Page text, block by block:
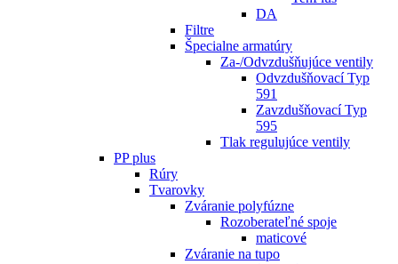
DA
Filtre
Špecialne armatúry
Za-/Odvzdušňujúce ventily
Odvzdušňovací Typ
591
Zavzdušňovací Typ
595
Tlak regulujúce ventily
PP plus
Rúry
Tvarovky
Zváranie polyfúzne
Rozoberateľné spoje
maticové
Zváranie na tupo